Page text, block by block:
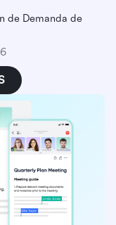
de Demanda de